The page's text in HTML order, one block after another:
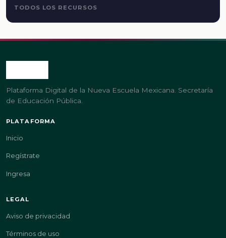
TODOS LOS RECURSOS
Plataforma Digital de la Nueva Escuela Mexicana. Secretaría
de Educación Pública.
PLATAFORMA
Inicio
Regístrate
Ingresa
LEGAL
Aviso de privacidad
Términos de uso